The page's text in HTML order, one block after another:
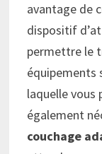
avantage de
dispositif
permettre le
équipements
laquelle vous
également
couchage